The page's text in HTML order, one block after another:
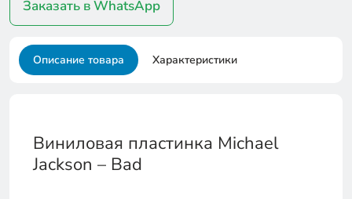
Заказать в WhatsApp
Описание товара Характеристики
Виниловая пластинка Michael
Jackson – Bad